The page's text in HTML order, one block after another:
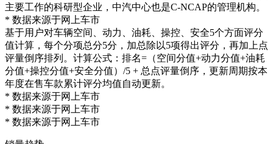
主要工作的科研型企业，中汽中心也是C-NCAP的管理机构。
* 数据来源于网上车市
基于用户对车辆空间、动力、油耗、操控、安全5个方面评分
值计算，每个分项总分5分，加总除以5项得出评分，再加上点
评量倒序排列。计算公式：排名=（空间分值+动力分值+油耗
分值+操控分值+安全分值）/5 + 总点评量倒序，更新周期按本
年度在售车款累计评分均值自动更新。
* 数据来源于网上车市
* 数据来源于网上车市
* 数据来源于网上车市